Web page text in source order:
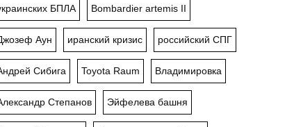
БПЛА Bombardier artemis II
Аун иранский кризис российский СПГ
Сибига Toyota Raum Владимировка
Степанов Эйфелева башня